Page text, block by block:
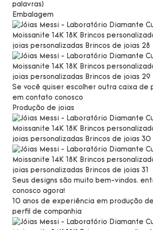
palavras)
Embalagem
Se você quiser escolher outra caixa de
em contato conosco
Produção de joias
Seus designs são muito bem-vindos.
conosco agora!
10 anos de experiência em produção
perfil de companhia